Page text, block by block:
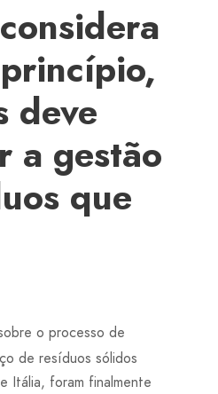
deve
a gestão
que
o processo de
de resíduos sólidos
Itália, foram finalmente